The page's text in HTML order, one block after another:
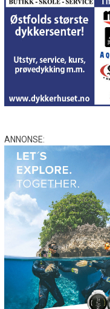
ANNONSE: